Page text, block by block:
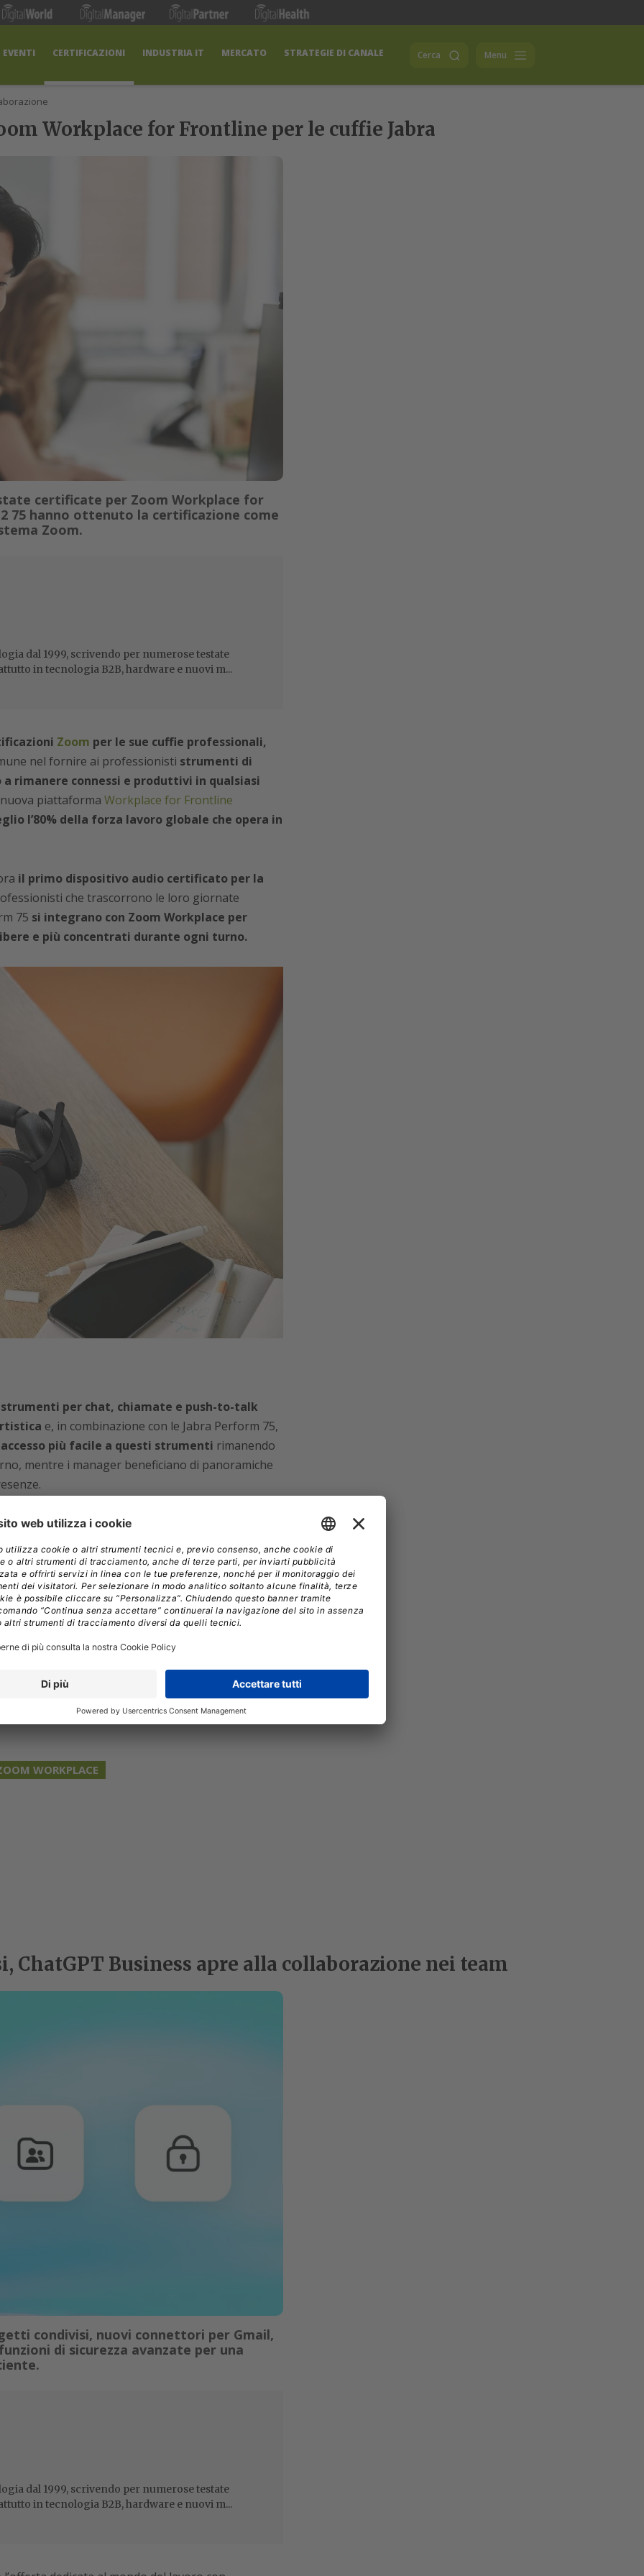
EVENTI CERTIFICAZIONI INDUSTRIA IT MERCATO STRATEGIE DI CANALE Cerca Menu
Workplace for Frontline per le cuffie Jabra
certificate per Zoom Workplace for
75 hanno ottenuto la certificazione come
Zoom.
dal 1999, scrivendo per numerose testate
in tecnologia B2B, hardware e nuovi m...
Zoom per le sue cuffie professionali,
nel fornire ai professionisti strumenti di
rimanere connessi e produttivi in qualsiasi
piattaforma Workplace for Frontline
l’80% della forza lavoro globale che opera in
il primo dispositivo audio certificato per la
che trascorrono le loro giornate
75 si integrano con Zoom Workplace per
e più concentrati durante ogni turno.
strumenti per chat, chiamate e push-to-talk
e, in combinazione con le Jabra Perform 75,
più facile a questi strumenti rimanendo
mentre i manager beneficiano di panoramiche
come cuffie Bluetooth integrate nel
consentono ai professionisti di godere appieno
bisogno di altri dispositivi.
Headsets di Jabra, ha commentato:“Queste
nella nostra collaborazione con Zoom. Gli
cuffieoffrono non solo un suono e un comfort
con Zoom
WORKPLACE
ChatGPT Business apre alla collaborazione nei team
condivisi, nuovi connettori per Gmail,
di sicurezza avanzate per una
dal 1999, scrivendo per numerose testate
in tecnologia B2B, hardware e nuovi m...